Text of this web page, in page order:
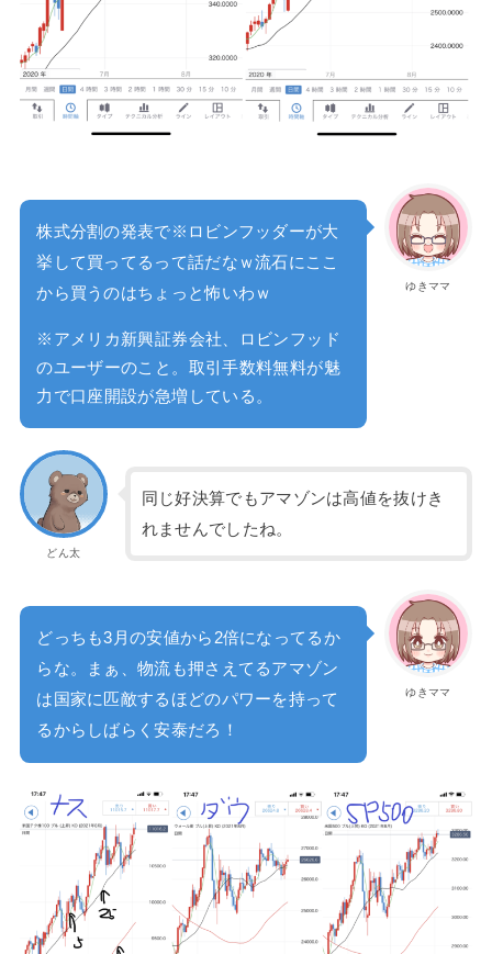
ゆきママ
株式分割の発表で※ロビンフッダーが大
挙して買ってるって話だなｗ流石にここ
から買うのはちょっと怖いわｗ
※アメリカ新興証券会社、ロビンフッド
のユーザーのこと。取引手数料無料が魅
力で口座開設が急増している。
どん太
同じ好決算でもアマゾンは高値を抜けき
れませんでしたね。
ゆきママ
どっちも3月の安値から2倍になってるか
らな。まぁ、物流も押さえてるアマゾン
は国家に匹敵するほどのパワーを持って
るからしばらく安泰だろ！